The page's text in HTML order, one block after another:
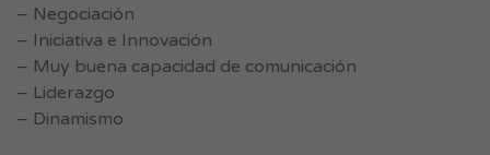
– Negociación
– Iniciativa e Innovación
– Muy buena capacidad de comunicación
– Liderazgo
– Dinamismo